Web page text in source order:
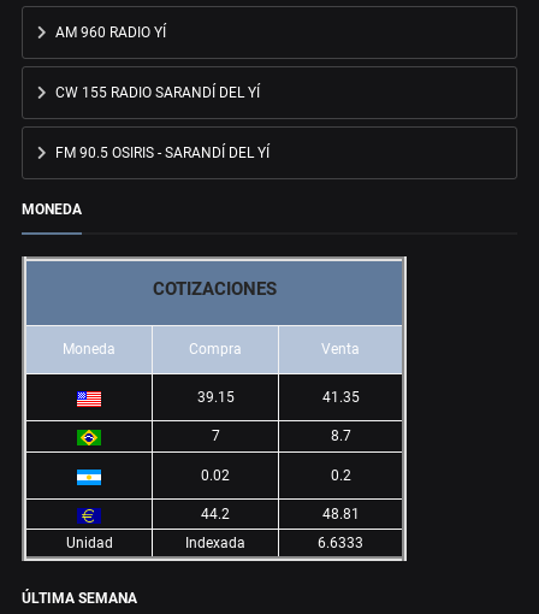
AM 960 RADIO YÍ
CW 155 RADIO SARANDÍ DEL YÍ
FM 90.5 OSIRIS - SARANDÍ DEL YÍ
MONEDA
COTIZACIONES
Moneda Compra Venta
39.15 41.35
7 8.7
0.02 0.2
44.2
48.81
Unidad
Indexada 6.6333
ÚLTIMA SEMANA